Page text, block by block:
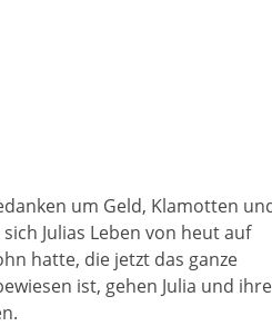
um Geld, Klamotten
Julias Leben von heut auf
hatte, die jetzt das ganze
ist, gehen Julia und ihre